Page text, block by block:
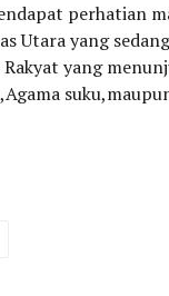
perhatian
Utara yang
yang